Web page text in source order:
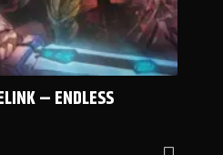
– ENDLESS